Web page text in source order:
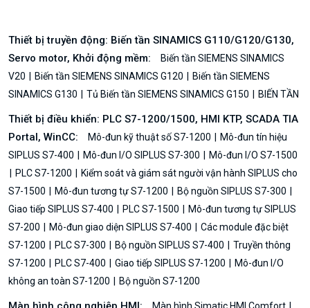
Thiết bị truyền động: Biến tần SINAMICS G110/G120/G130,
Servo motor, Khởi động mềm:
Biến tần SIEMENS SINAMICS
V20
Biến tần SIEMENS SINAMICS G120
Biến tần SIEMENS
SINAMICS G130
Tủ Biến tần SIEMENS SINAMICS G150 BIẾN TẦN
Thiết bị điều khiển: PLC S7-1200/1500, HMI KTP, SCADA TIA
Portal, WinCC:
Mô-đun kỹ thuật số S7-1200
Mô-đun tín hiệu
SIPLUS S7-400
Mô-đun I/O SIPLUS S7-300
Mô-đun I/O S7-1500
PLC S7-1200
Kiểm soát và giám sát người vận hành SIPLUS cho
S7-1500
Mô-đun tương tự S7-1200
Bộ nguồn SIPLUS S7-300
Giao tiếp SIPLUS S7-400
PLC S7-1500
Mô-đun tương tự SIPLUS
S7-200
Mô-đun giao diện SIPLUS S7-400
Các module đặc biệt
S7-1200
PLC S7-300 Bộ nguồn SIPLUS S7-400
Truyền thông
S7-1200
PLC S7-400 Giao tiếp SIPLUS S7-1200
Mô-đun I/O
không an toàn S7-1200
Bộ nguồn S7-1200
Màn hình Simatic HMI Comfort